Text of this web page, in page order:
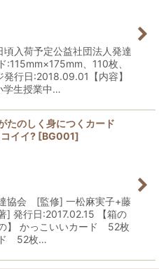
入荷予定公益社団法人発達
、110枚、
行日:2018.09.01【内容】
生授業中…
たのしく身につくカード
イイ? [BG001]
協会 [監修] 一松麻実子+藤
] 発行日:2017.02.15 【箱の
】 かっこいいカード 52枚
ド 52枚…